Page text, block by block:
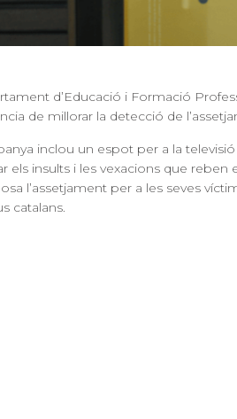
d’Educació i Formació
de millorar la detecció de
inclou un espot per a la
els insults i les vexacions que
l’assetjament per a les seves
catalans.